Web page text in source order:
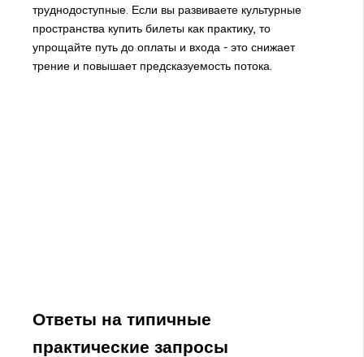
труднодоступные. Если вы развиваете культурные
пространства купить билетыкак практику, то
упрощайте путь до оплаты и входа - это снижает
трение и повышает предсказуемость потока.
Ответы на типичные
практические запросы